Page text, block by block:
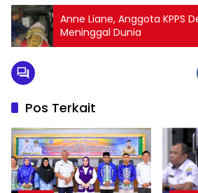
Anne Liane, Anggota KPPS
Meninggal Dunia
Pos Terkait